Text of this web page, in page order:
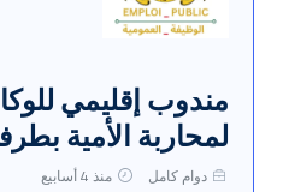
مندوب إقليمي
لمحاربة الأمية
دوام كامل منذ 4 أسابيع